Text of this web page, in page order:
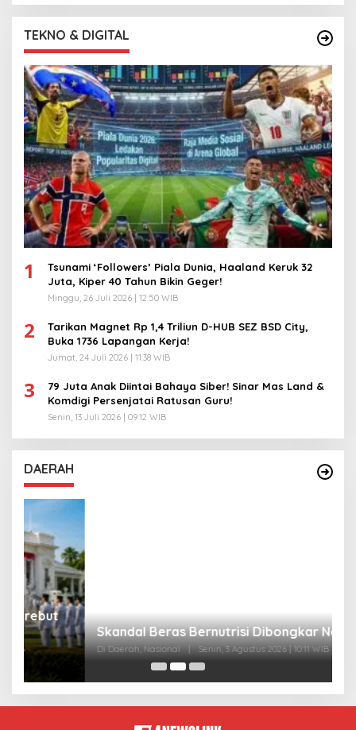
TEKNO & DIGITAL
1
Tsunami ‘Followers’ Piala Dunia, Haaland Keruk 32
Juta, Kiper 40 Tahun Bikin Geger!
Minggu, 26 Juli 2026 | 12:50 WIB
2
Tarikan Magnet Rp 1,4 Triliun D-HUB SEZ BSD City,
Buka 1736 Lapangan Kerja!
Jumat, 24 Juli 2026 | 11:38 WIB
3
79 Juta Anak Diintai Bahaya Siber! Sinar Mas Land &
Komdigi Persenjatai Ratusan Guru!
Senin, 13 Juli 2026 | 09:12 WIB
DAERAH
Skandal Beras Bernutrisi Dibongkar Negara
Di Daerah, Nasional | Senin, 3 Agustus 2026 | 10:11 WIB